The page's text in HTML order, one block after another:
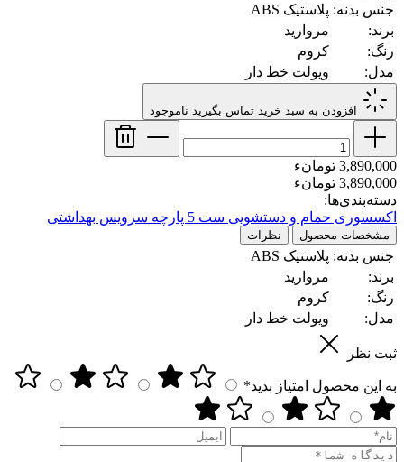
جنس بدنه: پلاستیک ABS
برند:
مروارید
رنگ:
کروم
مدل:
ویولت خط دار
افزودن به سبد خرید تماس بگیرید ناموجود
3,890,000 تومانء
3,890,000 تومانء
دسته‌بندی‌ها:
اکسسوری حمام و دستشویی ست 5 پارچه سرویس بهداشتی
مشخصات محصول نظرات
جنس بدنه: پلاستیک ABS
برند:
مروارید
رنگ:
کروم
مدل:
ویولت خط دار
ثبت نظر
به این محصول امتیاز بدید*